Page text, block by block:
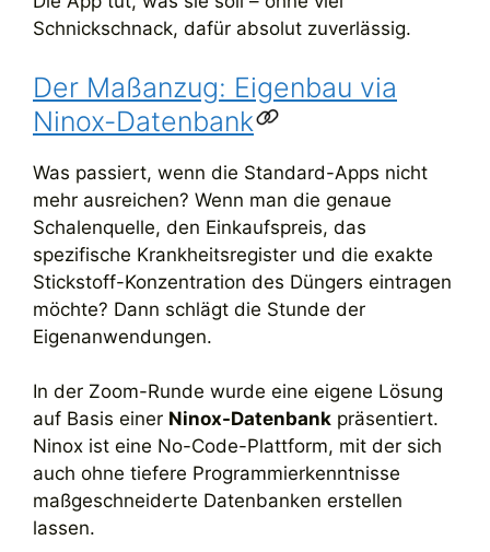
Schnickschnack, dafür absolut zuverlässig.
Der Maßanzug: Eigenbau via
Ninox-Datenbank
Was passiert, wenn die Standard-Apps nicht
mehr ausreichen? Wenn man die genaue
Schalenquelle, den Einkaufspreis, das
spezifische Krankheitsregister und die exakte
Stickstoff-Konzentration des Düngers eintragen
möchte? Dann schlägt die Stunde der
Eigenanwendungen.
In der Zoom-Runde wurde eine eigene Lösung
auf Basis einer Ninox-Datenbank präsentiert.
Ninox ist eine No-Code-Plattform, mit der sich
auch ohne tiefere Programmierkenntnisse
maßgeschneiderte Datenbanken erstellen
lassen.